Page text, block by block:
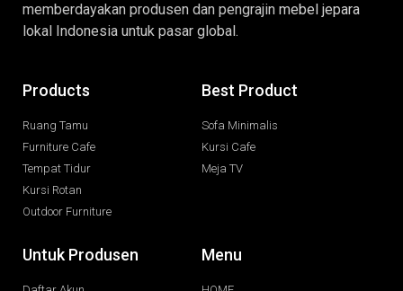
memberdayakan produsen dan pengrajin mebel jepara
lokal Indonesia untuk pasar global.
Products
Ruang Tamu
Furniture Cafe
Tempat Tidur
Kursi Rotan
Outdoor Furniture
Best Product
Sofa Minimalis
Kursi Cafe
Meja TV
Untuk Produsen Menu